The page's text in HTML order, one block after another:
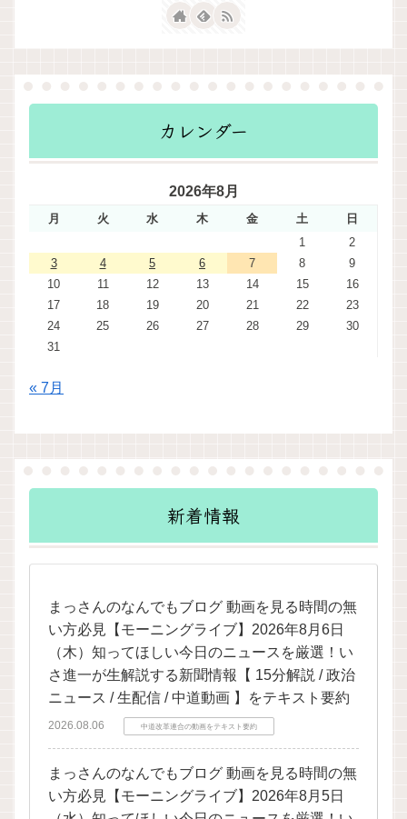
カレンダー
2026年8月
月 火 水 木 金 土
日
1
2
3
4 5 6 7 8
9
10
11 12 13 14 15
16
17
18 19 20 21 22
23
24
25 26 27 28 29
30
31
« 7月
新着情報
まっさんのなんでもブログ 動画を見る時間の無
い方必見【モーニングライブ】2026年8月6日
（木）知ってほしい今日のニュースを厳選！い
さ進一が生解説する新聞情報【 15分解説 / 政治
ニュース / 生配信 / 中道動画 】をテキスト要約
2026.08.06 中道改革連合の動画をテキスト要約
まっさんのなんでもブログ 動画を見る時間の無
い方必見【モーニングライブ】2026年8月5日